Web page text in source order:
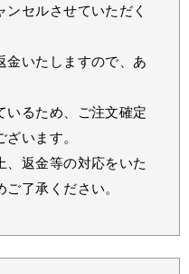
セルさせていただく
金いたしますので、あ
いるため、ご注文確定
います。
、返金等の対応をいた
了承ください。